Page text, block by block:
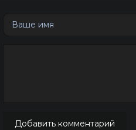
Добавить комментарий